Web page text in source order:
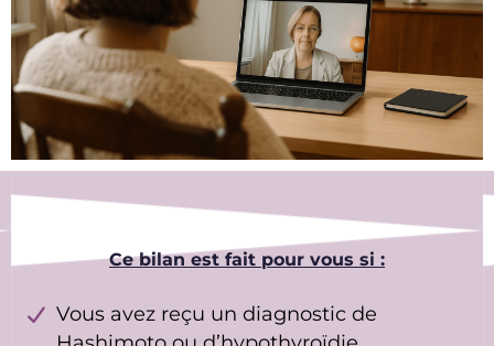
Ce bilan est fait pour vous si :
Vous avez reçu un diagnostic de